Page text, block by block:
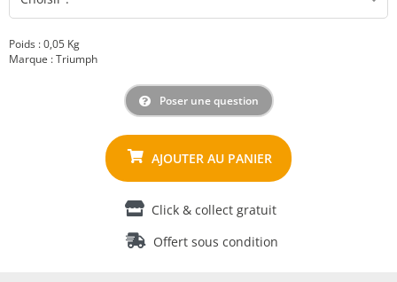
Poids : 0,05 Kg
Marque : Triumph
Poser une question
Click & collect gratuit
Offert sous condition